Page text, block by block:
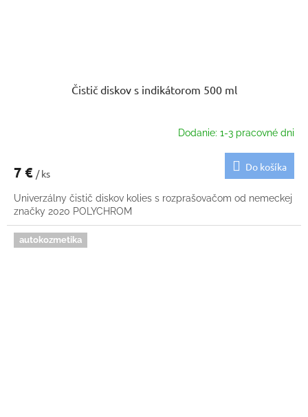
Čistič diskov s indikátorom 500 ml
Dodanie: 1-3 pracovné dni
7 € / ks
Do košíka
Univerzálny čistič diskov kolies s rozprašovačom od nemeckej
značky 2020 POLYCHROM
autokozmetika